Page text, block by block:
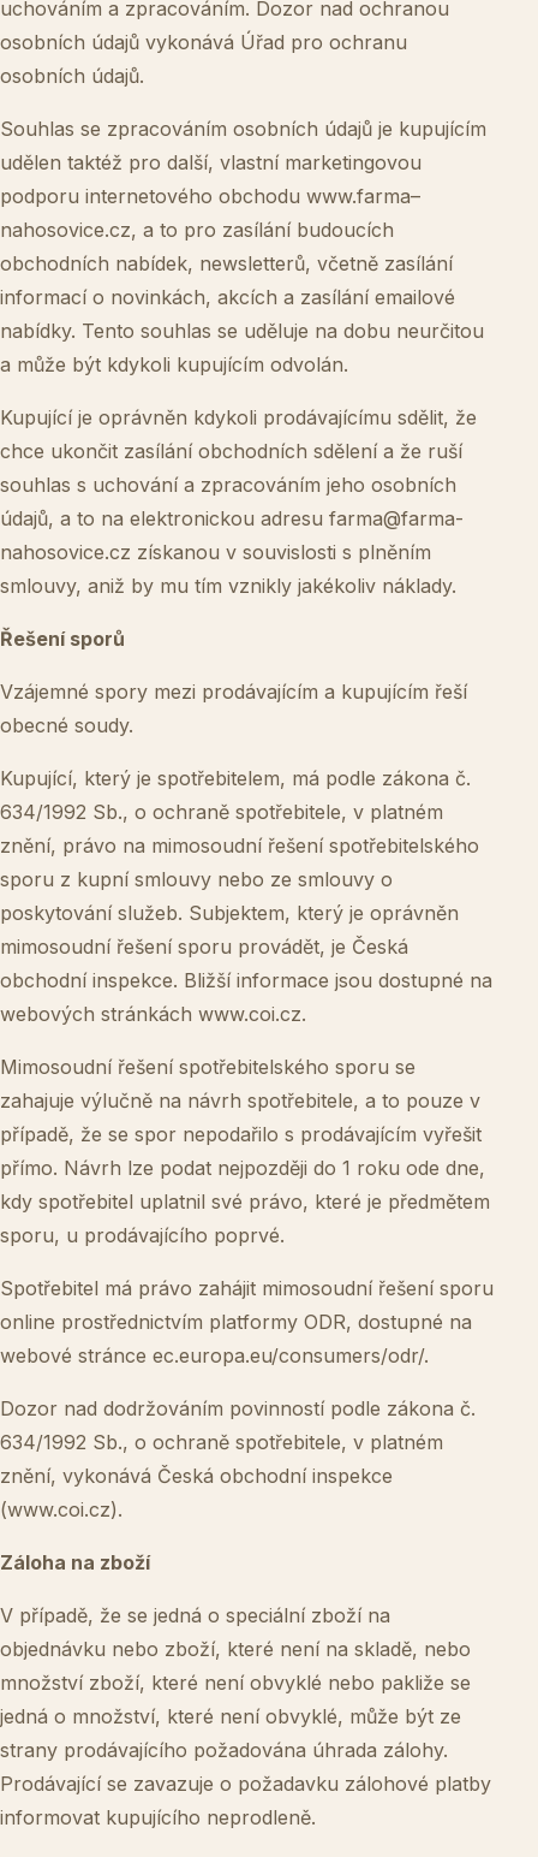
uchováním a zpracováním. Dozor nad ochranou
osobních údajů vykonává Úřad pro ochranu
osobních údajů.
Souhlas se zpracováním osobních údajů je kupujícím
udělen taktéž pro další, vlastní marketingovou
podporu internetového obchodu www.farma–
nahosovice.cz, a to pro zasílání budoucích
obchodních nabídek, newsletterů, včetně zasílání
informací o novinkách, akcích a zasílání emailové
nabídky. Tento souhlas se uděluje na dobu neurčitou
a může být kdykoli kupujícím odvolán.
Kupující je oprávněn kdykoli prodávajícímu sdělit, že
chce ukončit zasílání obchodních sdělení a že ruší
souhlas s uchování a zpracováním jeho osobních
údajů, a to na elektronickou adresu farma@farma-
nahosovice.cz získanou v souvislosti s plněním
smlouvy, aniž by mu tím vznikly jakékoliv náklady.
Řešení sporů
Vzájemné spory mezi prodávajícím a kupujícím řeší
obecné soudy.
Kupující, který je spotřebitelem, má podle zákona č.
634/1992 Sb., o ochraně spotřebitele, v platném
znění, právo na mimosoudní řešení spotřebitelského
sporu z kupní smlouvy nebo ze smlouvy o
poskytování služeb. Subjektem, který je oprávněn
mimosoudní řešení sporu provádět, je Česká
obchodní inspekce. Bližší informace jsou dostupné na
webových stránkách www.coi.cz.
Mimosoudní řešení spotřebitelského sporu se
zahajuje výlučně na návrh spotřebitele, a to pouze v
případě, že se spor nepodařilo s prodávajícím vyřešit
přímo. Návrh lze podat nejpozději do 1 roku ode dne,
kdy spotřebitel uplatnil své právo, které je předmětem
sporu, u prodávajícího poprvé.
Spotřebitel má právo zahájit mimosoudní řešení sporu
online prostřednictvím platformy ODR, dostupné na
webové stránce ec.europa.eu/consumers/odr/.
Dozor nad dodržováním povinností podle zákona č.
634/1992 Sb., o ochraně spotřebitele, v platném
znění, vykonává Česká obchodní inspekce
(www.coi.cz).
Záloha na zboží
V případě, že se jedná o speciální zboží na
objednávku nebo zboží, které není na skladě, nebo
množství zboží, které není obvyklé nebo pakliže se
jedná o množství, které není obvyklé, může být ze
strany prodávajícího požadována úhrada zálohy.
Prodávající se zavazuje o požadavku zálohové platby
informovat kupujícího neprodleně.